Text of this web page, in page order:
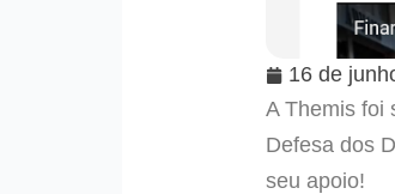
16 de
A Themis foi
Defesa dos
seu apoio!